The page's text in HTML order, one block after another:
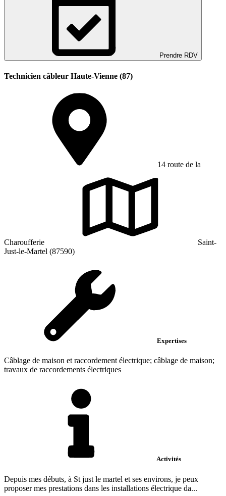
Prendre RDV
Technicien câbleur Haute-Vienne (87)
14 route de la
Charoufferie
Saint-
Just-le-Martel (87590)
Expertises
Câblage de maison et raccordement électrique; câblage de maison;
travaux de raccordements électriques
Activités
Depuis mes débuts, à St just le martel et ses environs, je peux
proposer mes prestations dans les installations électrique da...